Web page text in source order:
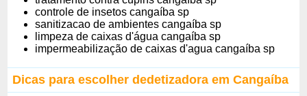
controle de insetos cangaíba sp
sanitizacao de ambientes cangaíba sp
limpeza de caixas d'água cangaíba sp
impermeabilização de caixas d'agua cangaíba sp
Dicas para escolher dedetizadora em Cangaíba